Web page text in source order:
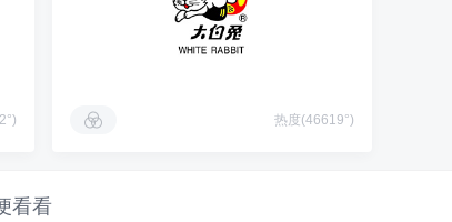
热度(46619°)
看看